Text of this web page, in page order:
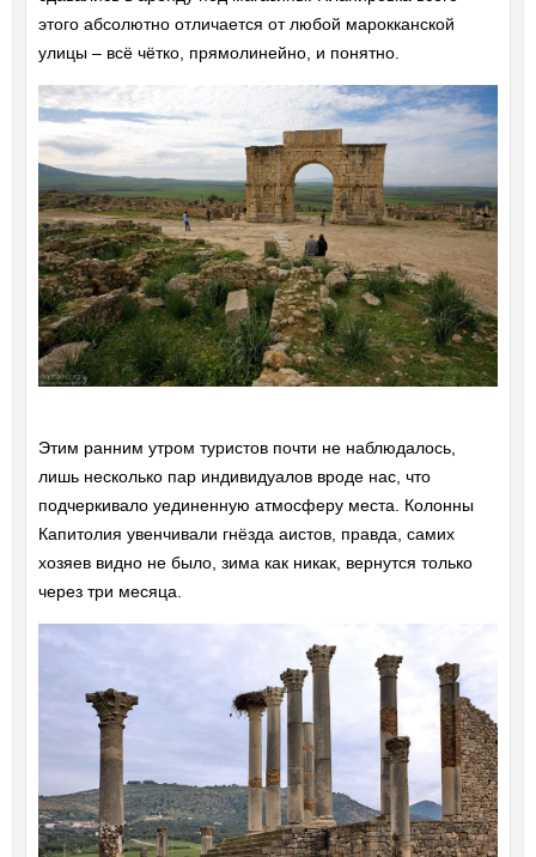
этого абсолютно отличается от любой марокканской
улицы – всё чётко, прямолинейно, и понятно.
Этим ранним утром туристов почти не наблюдалось,
лишь несколько пар индивидуалов вроде нас, что
подчеркивало уединенную атмосферу места. Колонны
Капитолия увенчивали гнёзда аистов, правда, самих
хозяев видно не было, зима как никак, вернутся только
через три месяца.